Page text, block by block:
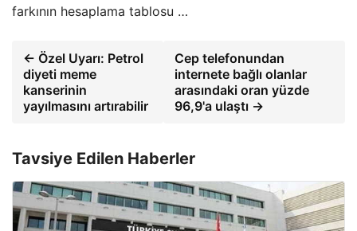
farkının hesaplama tablosu …
← Özel Uyarı: Petrol
diyeti meme
kanserinin
yayılmasını artırabilir
Cep telefonundan
internete bağlı olanlar
arasındaki oran yüzde
96,9'a ulaştı →
Tavsiye Edilen Haberler